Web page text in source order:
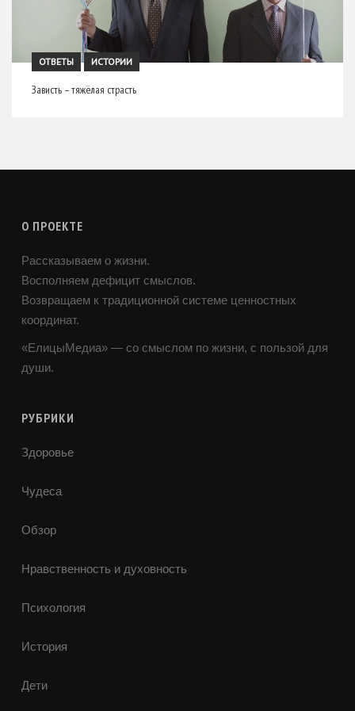
ОТВЕТЫ ИСТОРИИ
Зависть – тяжёлая страсть
О ПРОЕКТЕ
Рассказываем о жизни.
Восполняем дефицит смыслов.
Возвращаем к традиционной системе ценностных
координат.
«ЕлицыМедиа» — со смыслом по жизни, с пользой для
души.
РУБРИКИ
Здоровье
Чудеса
Обзор
Нравственность и духовность
Психология
История
Дети